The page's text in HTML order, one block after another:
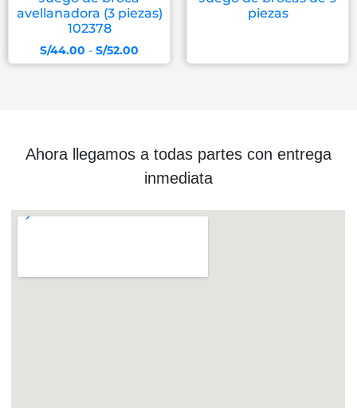
avellanadora (3 piezas)
102378
S/44.00 - S/52.00
piezas
Ahora llegamos a todas partes con entrega
inmediata